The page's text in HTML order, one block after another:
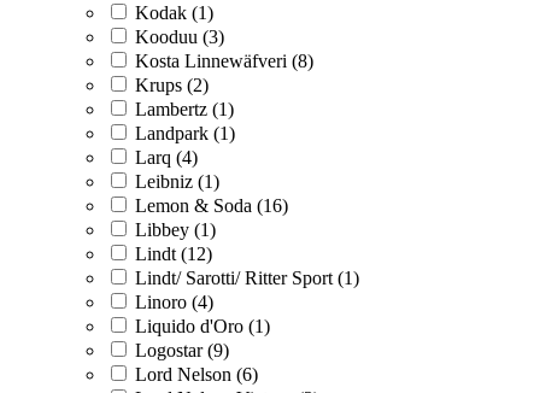
Kodak (1)
Kooduu (3)
Kosta Linnewäfveri (8)
Krups (2)
Lambertz (1)
Landpark (1)
Larq (4)
Leibniz (1)
Lemon & Soda (16)
Libbey (1)
Lindt (12)
Lindt/ Sarotti/ Ritter Sport (1)
Linoro (4)
Liquido d'Oro (1)
Logostar (9)
Lord Nelson (6)